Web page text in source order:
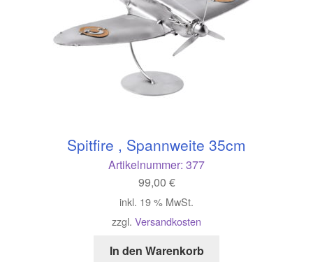
Spitfire , Spannweite 35cm
Artikelnummer: 377
99,00 €
inkl. 19 % MwSt.
zzgl. Versandkosten
In den Warenkorb